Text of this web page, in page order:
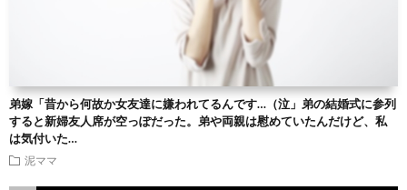
弟嫁「昔から何故か女友達に嫌われてるんです…（泣」弟の結婚式に参列
すると新婦友人席が空っぽだった。弟や両親は慰めていたんだけど、私
は気付いた…
泥ママ